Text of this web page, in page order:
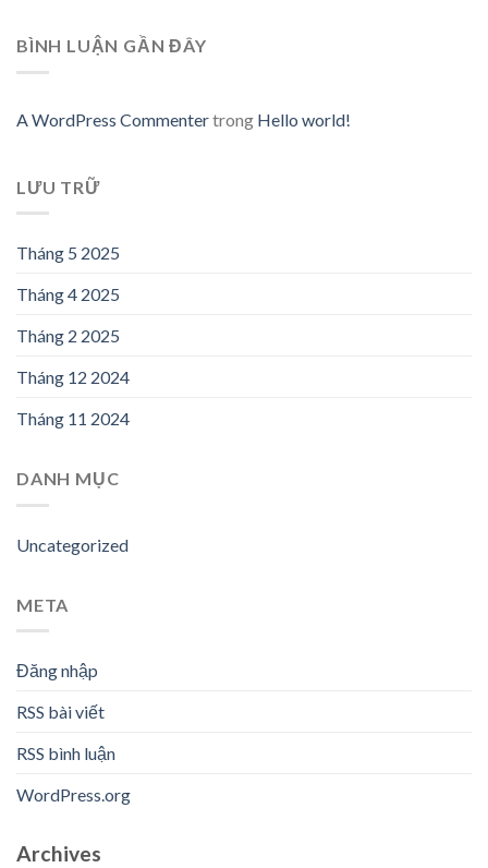
BÌNH LUẬN GẦN ĐÂY
A WordPress Commentertrong Hello world!
LƯU TRỮ
Tháng 5 2025
Tháng 4 2025
Tháng 2 2025
Tháng 12 2024
Tháng 11 2024
DANH MỤC
Uncategorized
META
Đăng nhập
RSS bài viết
RSS bình luận
WordPress.org
Archives